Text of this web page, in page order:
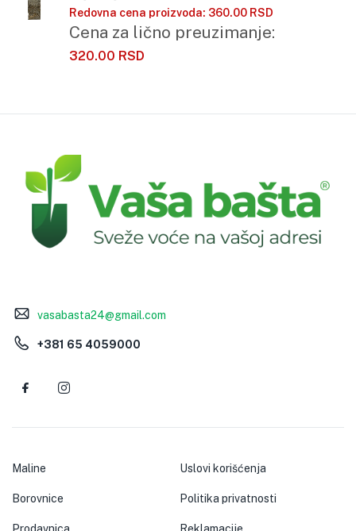
Redovna cena proizvoda: 360.00 RSD
Cena za lično preuzimanje:
320.00 RSD
vasabasta24@gmail.com
+381 65 4059000
Maline
Borovnice
Uslovi korišćenja
Politika privatnosti